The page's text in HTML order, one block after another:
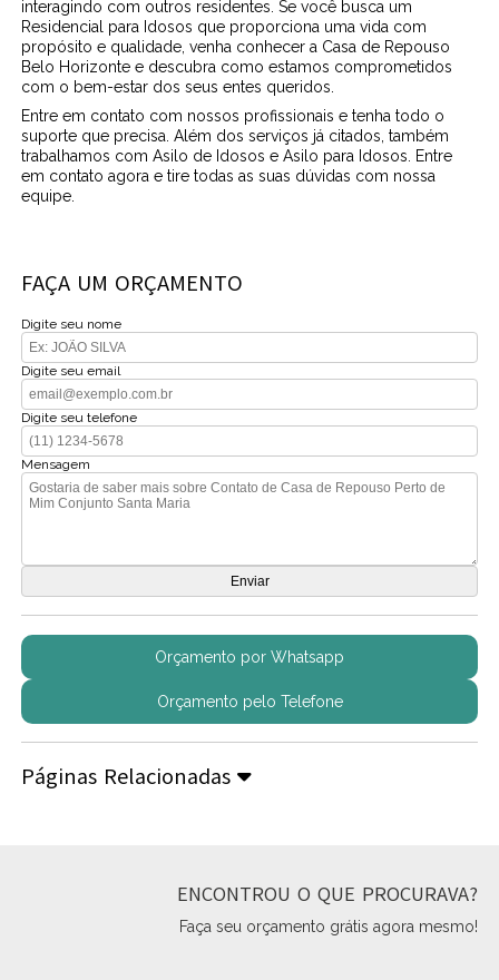
interagindo com outros residentes. Se você busca um
Residencial para Idosos que proporciona uma vida com
propósito e qualidade, venha conhecer a Casa de Repouso
Belo Horizonte e descubra como estamos comprometidos
com o bem-estar dos seus entes queridos.
Entre em contato com nossos profissionais e tenha todo o
suporte que precisa. Além dos serviços já citados, também
trabalhamos com Asilo de Idosos e Asilo para Idosos. Entre
em contato agora e tire todas as suas dúvidas com nossa
equipe.
FAÇA UM ORÇAMENTO
Digite seu nome
Digite seu email
Digite seu telefone
Mensagem
Orçamento por Whatsapp
Orçamento pelo Telefone
Páginas Relacionadas
ENCONTROU O QUE PROCURAVA?
Faça seu orçamento grátis agora mesmo!